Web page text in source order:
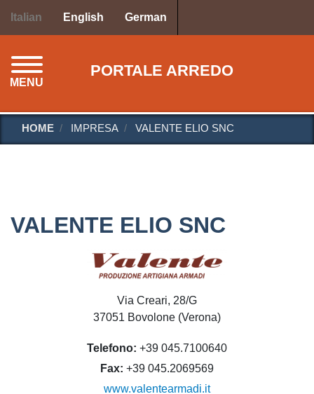
Italian English German
PORTALE ARREDO
MENU
HOME IMPRESA VALENTE ELIO SNC
VALENTE ELIO SNC
Via Creari, 28/G
37051 Bovolone (Verona)
Telefono +39 045.7100640
Fax +39 045.2069569
www.valentearmadi.it